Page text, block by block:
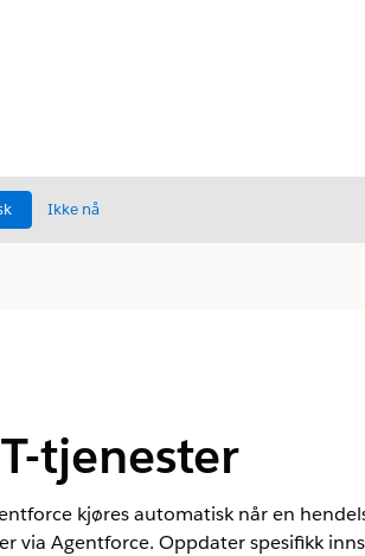
Ikke nå
tjenester
kjøres automatisk når en
Agentforce. Oppdater spesifikk